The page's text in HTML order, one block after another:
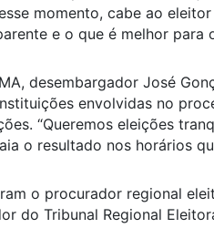
momento, cabe ao
e o que é melhor para
desembargador José
envolvidas no
“Queremos eleições
o resultado nos horários
o procurador regional
do Tribunal Regional